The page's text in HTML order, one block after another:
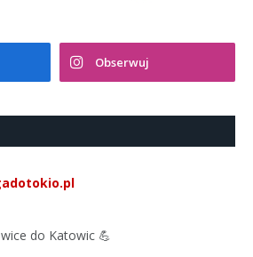
Obserwuj
do Katowic 💪